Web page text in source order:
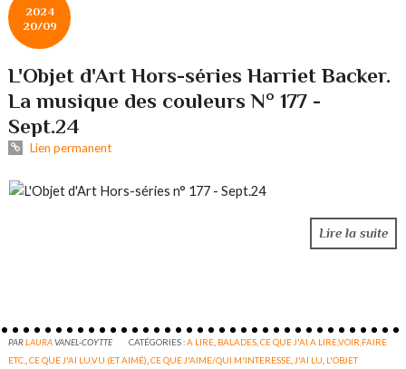
2024
20/09
L'Objet d'Art Hors-séries Harriet Backer.
La musique des couleurs N° 177 -
Sept.24
Lien permanent
Lire la suite
PARLAURAVANEL-COYTTE CATÉGORIES :A LIRE BALADES ,CE QUE J'AI A LIRE,VOIR,FAIRE
ETC. ,CE QUE J'AI LU,VU (ET AIMÉ) ,CE QUE J'AIME/QUI M'INTERESSE J'AI LU L'OBJET